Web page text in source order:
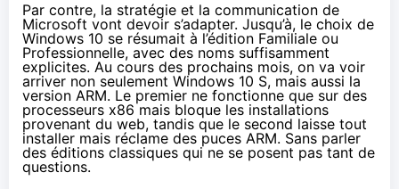
Par contre, la stratégie et la communication de
Microsoft vont devoir s’adapter. Jusqu’à, le choix de
Windows 10 se résumait à l’édition Familiale ou
Professionnelle, avec des noms suffisamment
explicites. Au cours des prochains mois, on va voir
arriver non seulement Windows 10 S, mais aussi la
version ARM. Le premier ne fonctionne que sur des
processeurs x86 mais bloque les installations
provenant du web, tandis que le second laisse tout
installer mais réclame des puces ARM. Sans parler
des éditions classiques qui ne se posent pas tant de
questions.